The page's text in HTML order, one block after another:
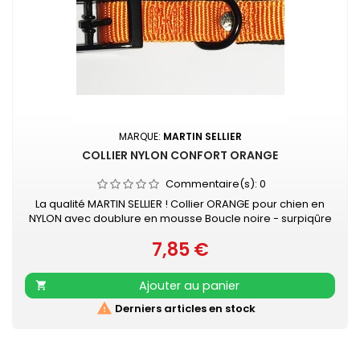
MARQUE: MARTIN SELLIER
COLLIER NYLON CONFORT ORANGE
Commentaire(s): 0
La qualité MARTIN SELLIER ! Collier ORANGE pour chien en
NYLON avec doublure en mousse Boucle noire - surpiqûre
davantage de confort Nylon ultra-résistant Boucle laquée
noire Couleur acidulée qui soulignera tout type de pelage.
Existe aussi en turquoise, vert, rouge, noir, mauve, gris, rose
et beige
Prix
7,85 €

Ajouter au panier
 Derniers articles en stock